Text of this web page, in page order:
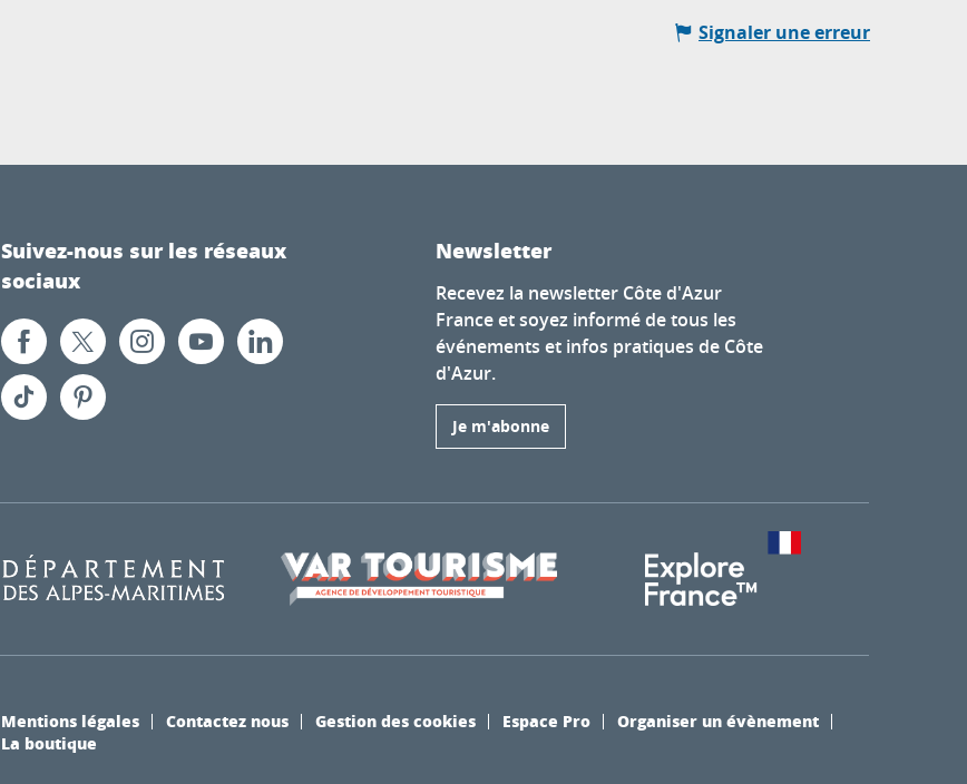
Signaler une erreur
Suivez-nous sur les réseaux
sociaux
Newsletter
Recevez la newsletter Côte d'Azur
France et soyez informé de tous les
événements et infos pratiques de Côte
d'Azur.
Je m'abonne
Mentions légales Contactez nous Gestion des cookies Espace Pro
Organiser un évènement
La boutique